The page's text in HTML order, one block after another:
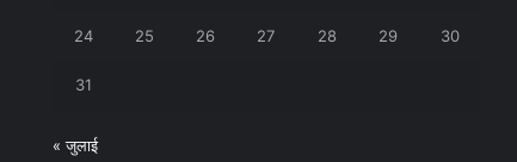
24 25 26 27 28 29 30
31
« जुलाई